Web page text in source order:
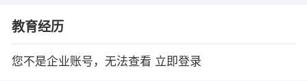
教育经历
您不是企业账号，无法查看 立即登录